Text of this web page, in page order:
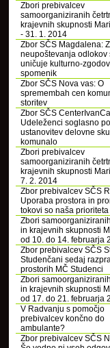
Zbori prebivalcev
samoorganiziranih
krajevnih skupnosti
- 31. 1. 2014
Zbor SČS Magdalena:
neupoštevanja odlokov
uničuje kulturno-
spomenik
Zbor SČS Nova vas: O
spremembah cen
storitev
Zbor SČS
Udeleženci soglasno
ustanovitev delovne
komunalo
Zbori prebivalcev
samoorganiziranih
krajevnih skupnosti
7. 2. 2014
Zbor prebivalcev SČS
Uporaba prostora in
tokovi so naša prioriteta
Zbori
in krajevnih skupnosti
od 10. do 14. februarja
Zbor prebivalcev SČS
Studenčani sedaj
prostorih MČ Studenci
Zbori
in krajevnih skupnosti
od 17. do 21. februarja
V Radvanju s pomočjo
prebivalcev končno do
ambulante?
Zbor prebivalcev SČS